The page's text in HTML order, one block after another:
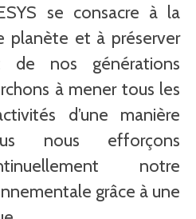
se consacre à la
planète et à préserver
de nos générations
à mener tous les
d’une manière
nous efforçons
notre
grâce à une